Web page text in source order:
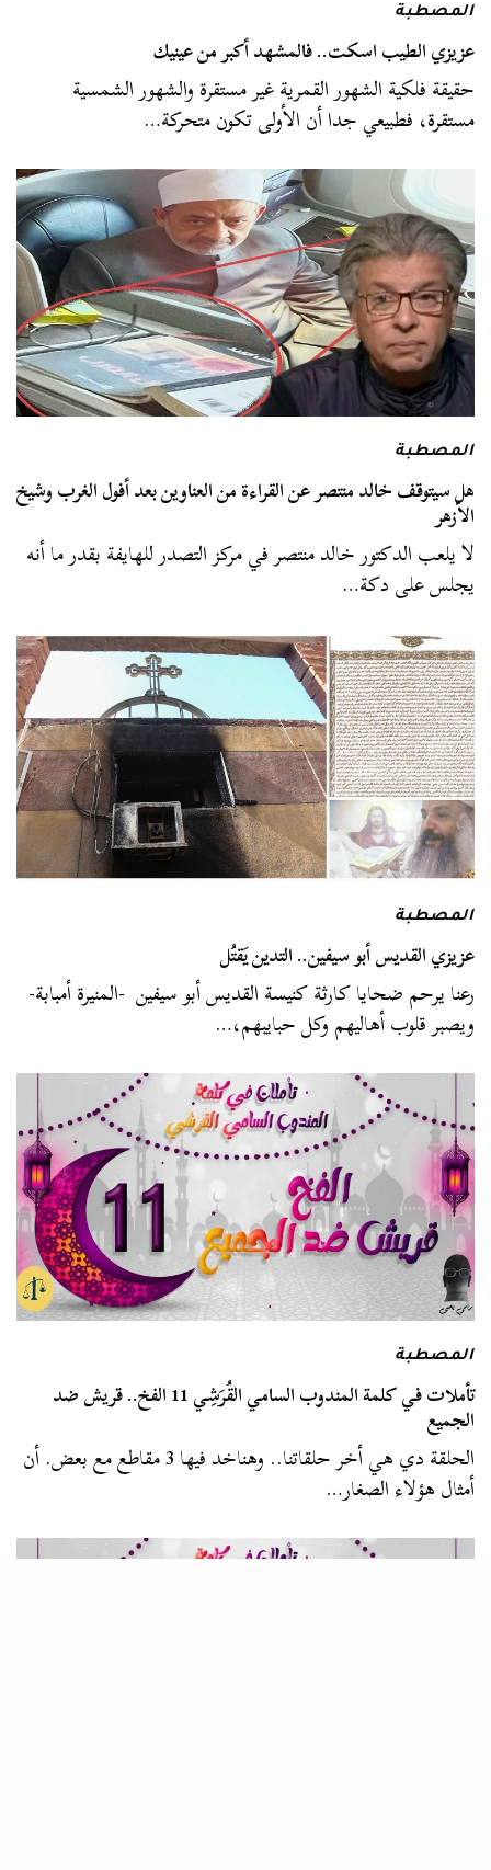
المصطبة
عزيزي الطيب اسكت.. فالمشهد أكبر من عينيك
حقيقة فلكية الشهور القمرية غير مستقرة والشهور الشمسية
مستقرة، فطبيعي جدا أن الأولى تكون متحركة…
المصطبة
هل سيتوقف خالد منتصر عن القراءة من العناوين بعد أفول الغرب وشيخ
الأزهر
لا يلعب الدكتور خالد منتصر في مركز التصدر للهايفة بقدر ما أنه
يجلس على دكة…
المصطبة
عزيزي القديس أبو سيفين.. التدين يَقتُل
رعنا يرحم ضحايا كارثة كنيسة القديس أبو سيفين -المنيرة أمبابة-
ويصبر قلوب أهاليهم وكل حبايبهم،…
المصطبة
تأملات في كلمة المندوب السامي القُرَشِي 11 الفخ.. قريش ضد
الجميع
الحلقة دي هي أخر حلقاتنا.. وهناخد فيها 3 مقاطع مع بعض. أن
أمثال هؤلاء الصغار…